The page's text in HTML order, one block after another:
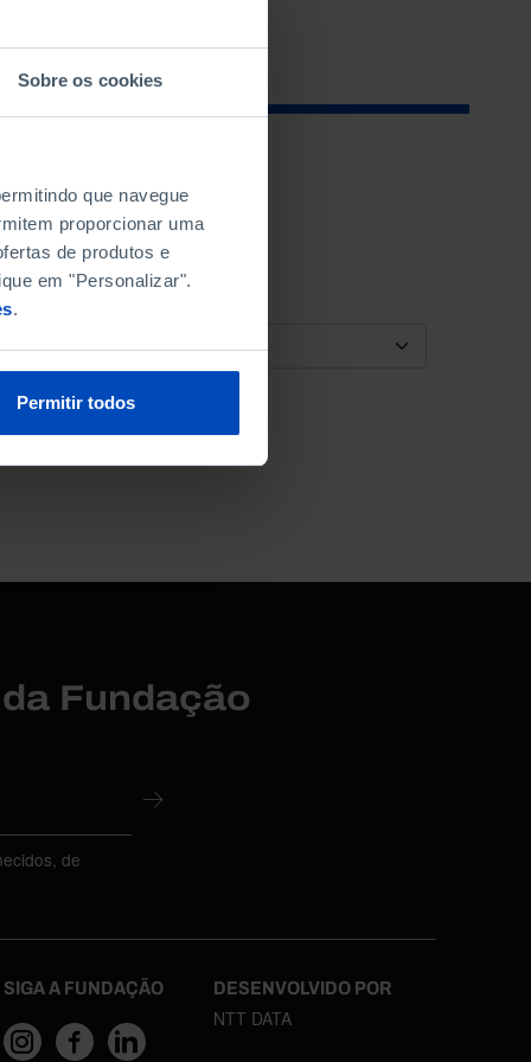
Sobre os cookies
que navegue
proporcionar uma
de produtos e
em "Personalizar".
.
Permitir todos
ORDENAR POR
Fundação
de
SIGA A FUNDAÇÃO DESENVOLVIDO POR
NTT DATA